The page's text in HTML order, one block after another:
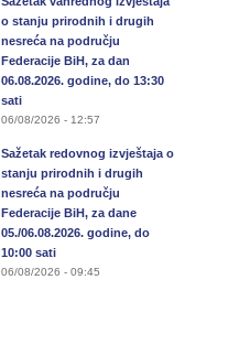
o stanju prirodnih i drugih
nesreća na području
Federacije BiH, za dan
06.08.2026. godine, do 13:30
sati
06/08/2026 - 12:57
Sažetak redovnog izvještaja o
stanju prirodnih i drugih
nesreća na području
Federacije BiH, za dane
05./06.08.2026. godine, do
10:00 sati
06/08/2026 - 09:45